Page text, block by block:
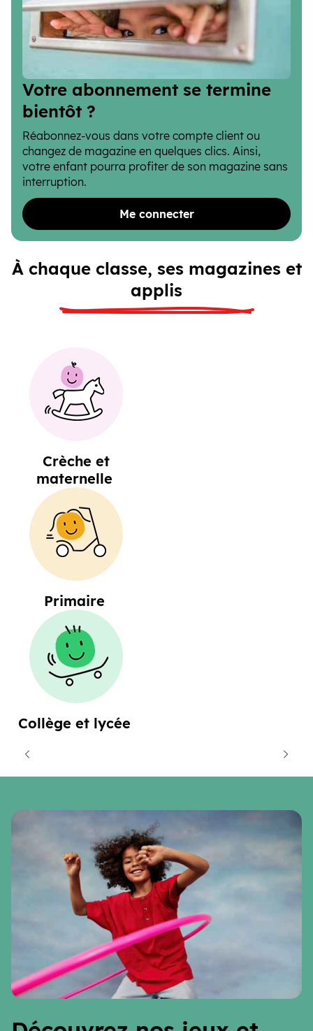
Votre abonnement se termine
bientôt ?
Réabonnez-vous dans votre compte client ou
changez de magazine en quelques clics. Ainsi,
votre enfant pourra profiter de son magazine sans
interruption.
Me connecter
À chaque classe, ses magazines et
applis
Crèche et
maternelle
Primaire
Collège et lycée